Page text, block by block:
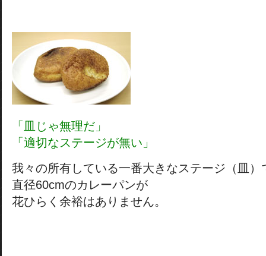
「皿じゃ無理だ」
「適切なステージが無い」
我々の所有している一番大きなステージ（皿）
直径60cmのカレーパンが
花ひらく余裕はありません。